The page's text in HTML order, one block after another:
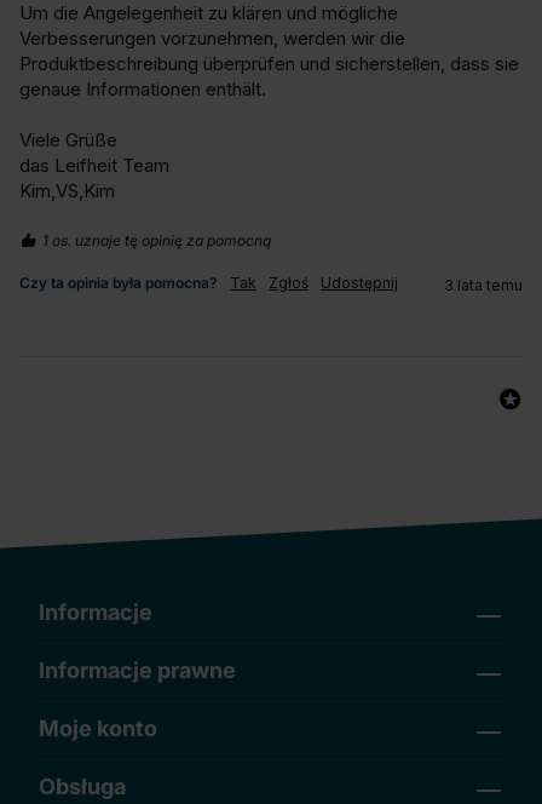
Um die Angelegenheit zu klären und mögliche
Verbesserungen vorzunehmen, werden wir die
Produktbeschreibung überprüfen und sicherstellen, dass sie
genaue Informationen enthält.
Viele Grüße
das Leifheit Team
Kim,VS,Kim
1 os. uznaje tę opinię za pomocną
Czy ta opinia była pomocna? Tak Zgłoś Udostępnij 3 lata temu
Informacje
Informacje prawne
Moje konto
Obsługa